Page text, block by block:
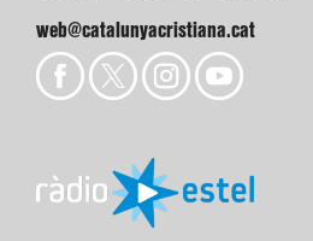
web@catalunyacristiana.cat